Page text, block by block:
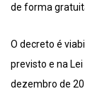
de forma
O decreto é
previsto e na
dezembro de